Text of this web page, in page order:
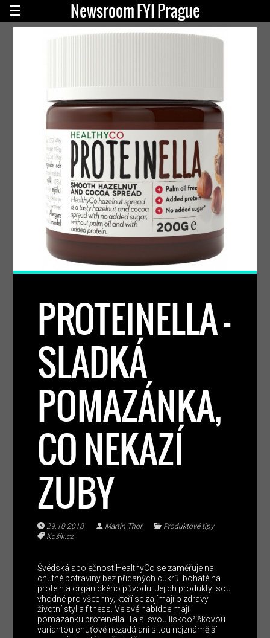
Newsroom FYI Prague
PROTEINELLA –
SLADKÁ
POMAZÁNKA,
CO NEKAZÍ
ZUBY
29.10.2018 Martin Thoř
Produktové tipy
Košík.cz
Švédská společnost HealthyCo se zaměřuje na
chutné potraviny bez přidaných cukrů, bohaté na
protein a organického původu. Jejich produkty jsou
vhodné pro všechny, kteří se zajímají o zdravý
životní styl a fitness. Ve své nabídce mají i
pomazánku proteinella. Ta si svou lískooříškovou
variantou chuťově nezadá ani s tou nejznámější